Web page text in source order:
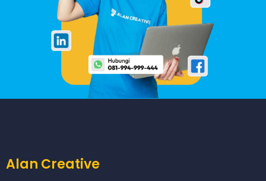
Alan Creative